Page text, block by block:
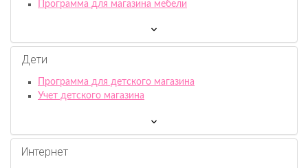
Программа для магазина мебели
Дети
Программа для детского магазина
Учет детского магазина
Интернет